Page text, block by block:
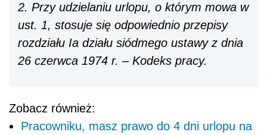
2. Przy udzielaniu urlopu, o którym mowa w
ust. 1, stosuje się odpowiednio przepisy
rozdziału Ia działu siódmego ustawy z dnia
26 czerwca 1974 r. – Kodeks pracy.
Zobacz również:
Pracowniku, masz prawo do 4 dni urlopu na